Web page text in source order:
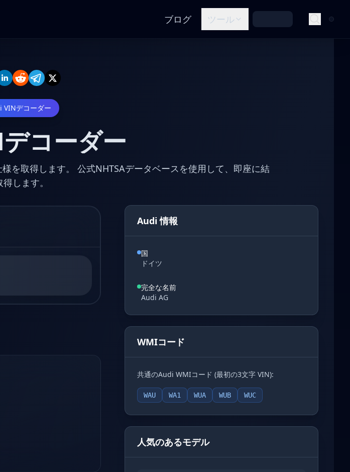
ブログ ツール
VINデコーダー
コーダー
を取得します。
公式NHTSAデータベースを使用して、即座に結
します。
Audi 情報
国
ドイツ
完全な名前
Audi AG
WMIコード
共通のAudi WMIコード (最初の3文字 VIN):
WAU WA1 WUA WUB WUC
人気のあるモデル